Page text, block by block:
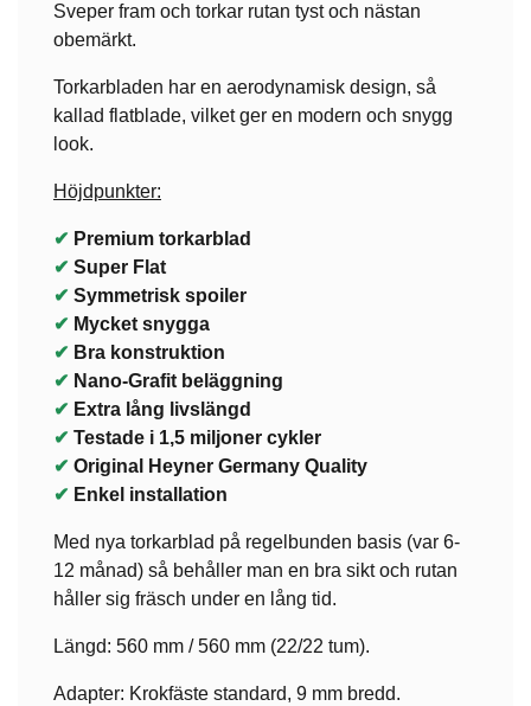
Sveper fram och torkar rutan tyst och nästan
obemärkt.
Torkarbladen har en aerodynamisk design, så
kallad flatblade, vilket ger en modern och snygg
look.
Höjdpunkter:
✔ Premium torkarblad
✔ Super Flat
✔ Symmetrisk spoiler
✔ Mycket snygga
✔ Bra konstruktion
✔ Nano-Grafit beläggning
✔ Extra lång livslängd
✔ Testade i 1,5 miljoner cykler
✔ Original Heyner Germany Quality
✔ Enkel installation
Med nya torkarblad på regelbunden basis (var 6-
12 månad) så behåller man en bra sikt och rutan
håller sig fräsch under en lång tid.
Längd: 560 mm / 560 mm (22/22 tum).
Adapter: Krokfäste standard, 9 mm bredd.